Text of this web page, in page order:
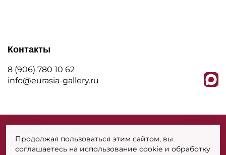
Контакты
8 (906) 780 10 62
info@eurasia-gallery.ru
сopyright © 2020 - 2026
Дизайн и разработка - MarkaDigital
Продолжая пользоваться этим сайтом, вы
соглашаетесь на использование cookie и обработку